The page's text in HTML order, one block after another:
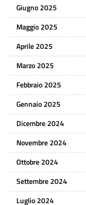
Giugno 2025
Maggio 2025
Aprile 2025
Marzo 2025
Febbraio 2025
Gennaio 2025
Dicembre 2024
Novembre 2024
Ottobre 2024
Settembre 2024
Luglio 2024